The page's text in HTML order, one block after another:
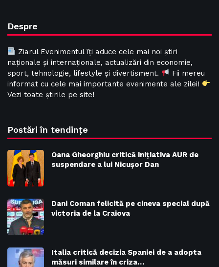
Despre
Ziarul Evenimentul îți aduce cele mai noi știri
naționale și internaționale, actualizări din economie,
sport, tehnologie, lifestyle și divertisment.
Fii mereu
informat cu cele mai importante evenimente ale zilei!
Vezi toate știrile pe site!
Postări în tendințe
Oana Gheorghiu critică inițiativa AUR de
suspendare a lui Nicușor Dan
Dani Coman felicită pe cineva special după
victoria de la Craiova
Italia critică decizia Spaniei de a adopta
măsuri similare în criza…